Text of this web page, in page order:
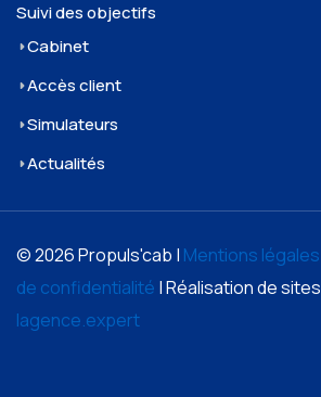
Suivi des objectifs
Cabinet
Accès client
Simulateurs
Actualités
© 2026 Propuls'cab | Mentions légales
de confidentialité | Réalisation de
lagence.expert